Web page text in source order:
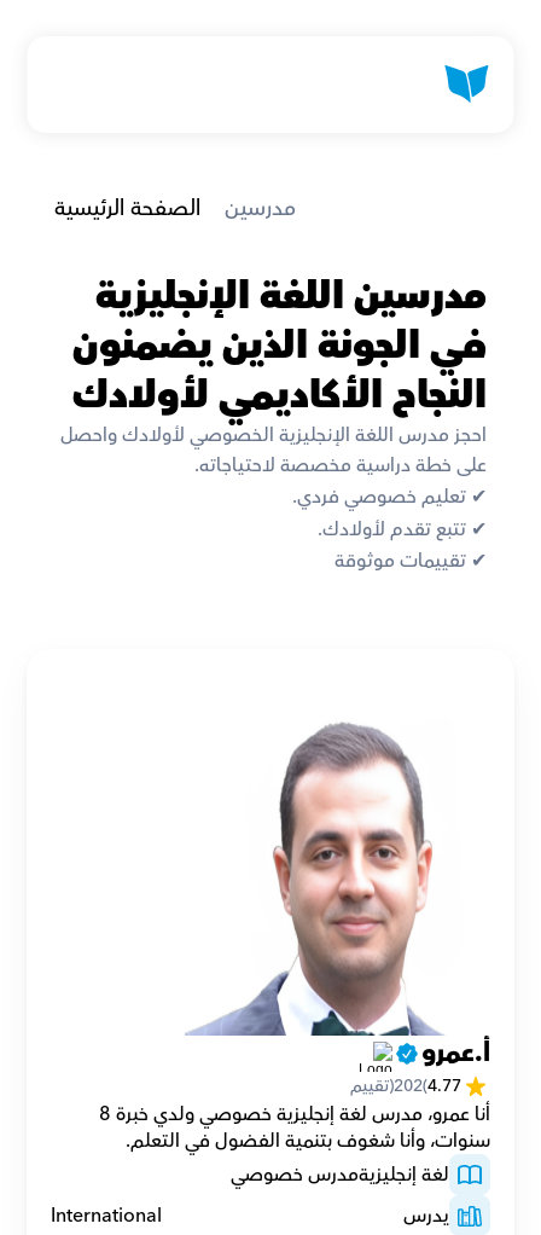
الصفحة الرئيسية مدرسين
مدرسين اللغة الإنجليزية
في الجونة الذين يضمنون
النجاح الأكاديمي لأولادك
احجز مدرس اللغة الإنجليزية الخصوصي لأولادك واحصل
على خطة دراسية مخصصة لاحتياجاته.
✔︎ تعليم خصوصي فردي.
✔︎ تتبع تقدم لأولادك.
✔︎ تقييمات موثوقة
أ.عمرو
4.77
(
202(تقييم
سنوات، وأنا شغوف بتنمية الفضول في التعلم.
لغة إنجليزيةمدرس خصوصي
يدرس
International